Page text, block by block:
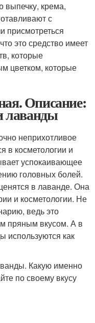
выпечку, крема,
с
присмотреться
это средство имеет
которые
цветком, которые
Описание:
лаванды
неприхотливое
в косметологии и
успокаивающее
головных болей.
в лаванде. Она
и косметологии. Не
ведь это
пряным вкусом. А в
используются как
Какую именно
по своему вкусу